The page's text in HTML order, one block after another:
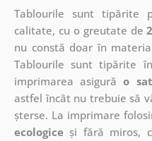
Tablourile sunt tipărite
calitate, cu o greutate de
nu constă doar în
Tablourile sunt tipărite
imprimarea asigurăo
astfel încât nu trebuie să
șterse. La imprimare
ecologiceși fără miros,